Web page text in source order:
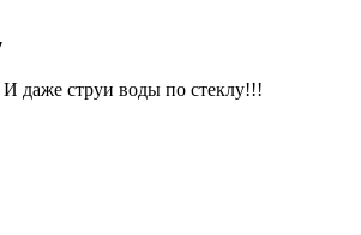
даже струи воды по стеклу!!!